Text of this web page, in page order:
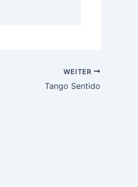
WEITER
Tango Sentido